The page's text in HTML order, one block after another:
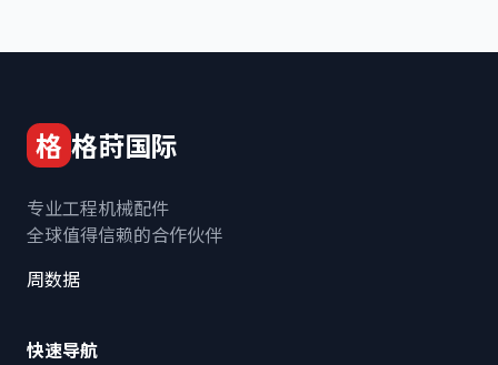
格 格莳国际
专业工程机械配件
全球值得信赖的合作伙伴
周数据
快速导航